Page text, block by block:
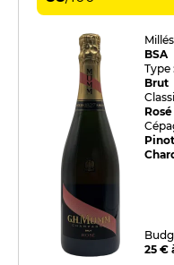
BSA
Type :
Brut
Rosé
25 €